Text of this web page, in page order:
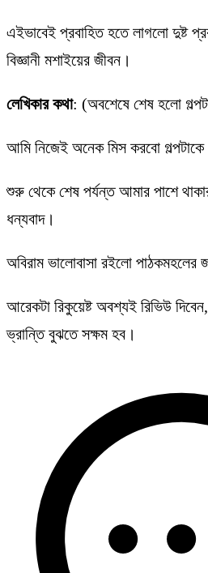
এইভাবেই প্রবাহিত হতে লাগলো দুষ্ট
বিজ্ঞানী মশাইয়ের জীবন।
লেখিকার কথা: (অবশেষে শেষ হলো
আমি নিজেই অনেক মিস করবো
শুরু থেকে শেষ পর্যন্ত আমার পাশে
ধন্যবাদ।
অবিরাম ভালোবাসা রইলো
আরেকটা রিকুয়েষ্ট অবশ্যই রিভিউ
ভ্রান্তি বুঝতে সক্ষম হব।